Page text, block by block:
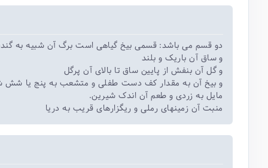
دو قسم می باشد: قسمی بیخ گیاهی است برگ آن شبیه به
و ساق آن باریک و بلند
و گل آن بنفش از پایین ساق تا بالای آن پرگل
و بیخ آن به مقدار کف دست طفلی و متشعب به پنج یا شش
مایل به زردی و طعم آن اندک شیرین.
منبت آن زمینهای رملی و ریگزارهای قریب به دریا